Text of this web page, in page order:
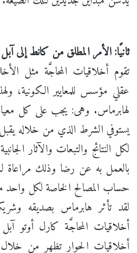
ثانيًا: الأمر المطلق من كانط إلى
تقوم أخلاقيات المحاجَّة مثل
عقلي مؤسس للمعايير الكونية،
لهابرماس. وهى: يجب على كل
يستوفي الشرط الذي من خلاله
لكل النتائج والتبعات والآثار
بالعمل به عن رضا وذلك مراعاة
حساب المصالح الخاصة لكل واحد
لقد تأثر هابرماس بصديقه
أخلاقيات المحاجَّة كارل
أخلاقيات الحوار تظهر من